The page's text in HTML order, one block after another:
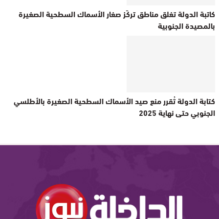
كاتبة الدولة تغلق مناطق تركّز صغار الأسماك السطحية الصغيرة
بالمصيدة الجنوبية
كتابة الدولة تُقرر منع صيد الأسماك السطحية الصغيرة بالأطلسي
الجنوبي حتى نهاية 2025